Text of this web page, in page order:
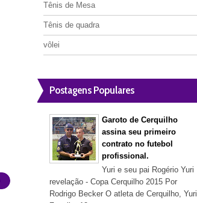
Tênis de Mesa
Tênis de quadra
vôlei
Postagens Populares
Garoto de Cerquilho
assina seu primeiro
contrato no futebol
profissional.
Yuri e seu pai Rogério Yuri
revelação - Copa Cerquilho 2015 Por
Rodrigo Becker O atleta de Cerquilho, Yuri